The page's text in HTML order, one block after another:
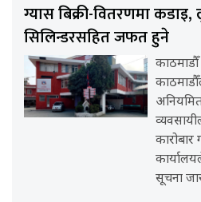
ग्यास बिक्री-वितरणमा कडाइ,
सिलिन्डरसहित जफत हुने
कारोबार
सूचना